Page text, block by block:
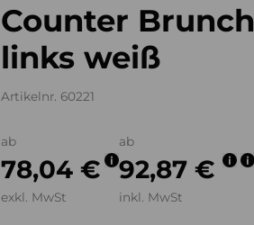
Counter Brunch
links weiß
Artikelnr. 60221
ab
78,04 €
exkl. MwSt
ab
92,87 €
inkl. MwSt